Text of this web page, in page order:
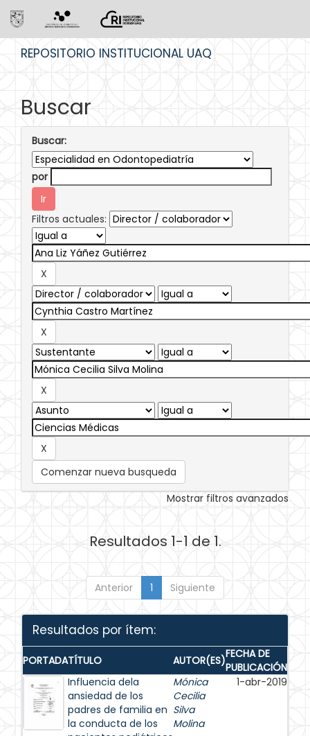
REPOSITORIO INSTITUCIONAL UAQ
Buscar
Buscar:
por
Filtros actuales:
Comenzar nueva busqueda
Mostrar filtros avanzados
Resultados 1-1 de 1.
Anterior 1 Siguiente
Resultados por ítem:
PORTADATÍTULO AUTOR(ES)FECHA DE
PUBLICACIÓN
Influencia dela
ansiedad de los
padres de familia en
la conducta de los
Mónica
Cecilia
Silva
Molina
1-abr-2019